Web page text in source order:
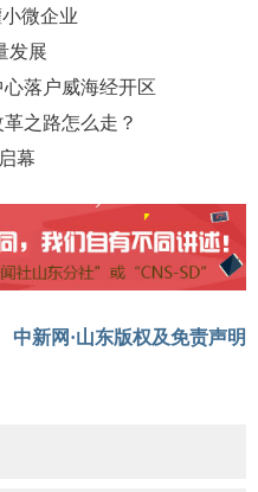
微企业
发展
落户威海经开区
之路怎么走？
幕
中新网·山东版权及免责声明